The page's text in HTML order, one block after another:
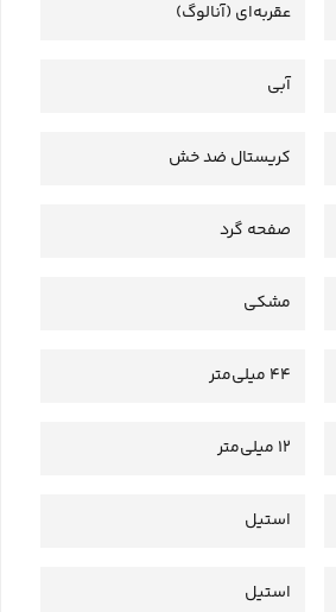
عقربه‌ای (آنالوگ)
آبی
کریستال ضد خش
صفحه گرد
مشکی
44 میلی‌متر
12 میلی‌متر
استیل
استیل